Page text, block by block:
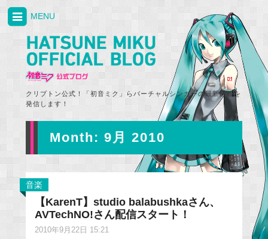
クリプトン公式！「初音ミク」らバーチャルシンガーの最新情報を
発信します！
MENU
Month: 9月 2010
音楽
【KarenT】studio balabushkaさん、
AVTechNO!さん配信スタート！
2010年9月22日 15:21